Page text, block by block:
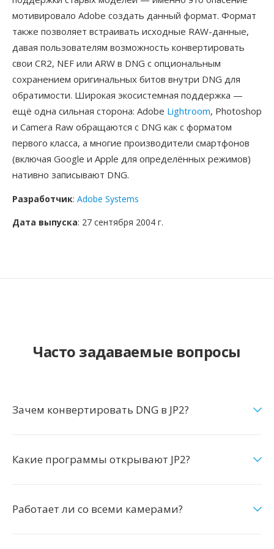
мотивировало Adobe создать данный формат. Формат
также позволяет встраивать исходные RAW-данные,
давая пользователям возможность конвертировать
свои CR2, NEF или ARW в DNG с опциональным
сохранением оригинальных битов внутри DNG для
обратимости. Широкая экосистемная поддержка —
ещё одна сильная сторона: Adobe Lightroom, Photoshop
и Camera Raw обращаются с DNG как с форматом
первого класса, а многие производители смартфонов
(включая Google и Apple для определённых режимов)
нативно записывают DNG.
Разработчик: Adobe Systems
Дата выпуска: 27 сентября 2004 г.
Часто задаваемые вопросы
Зачем конвертировать DNG в JP2?
Какие программы открывают JP2?
Работает ли со всеми камерами?